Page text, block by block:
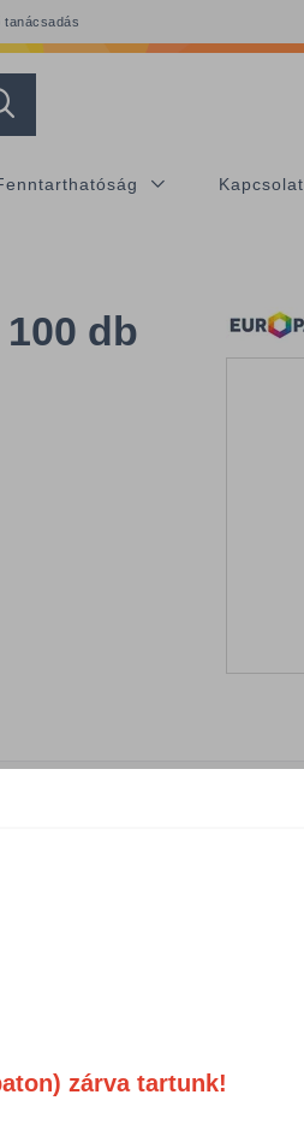
tanácsadás
Kapcsolat
db
Összeg csökkentése
zárva tartunk!